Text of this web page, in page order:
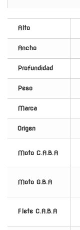
Alto
Ancho
Profundidad
Peso
Marca
Origen
Moto C.A.B.A
Moto G.B.A
Flete C.A.B.A